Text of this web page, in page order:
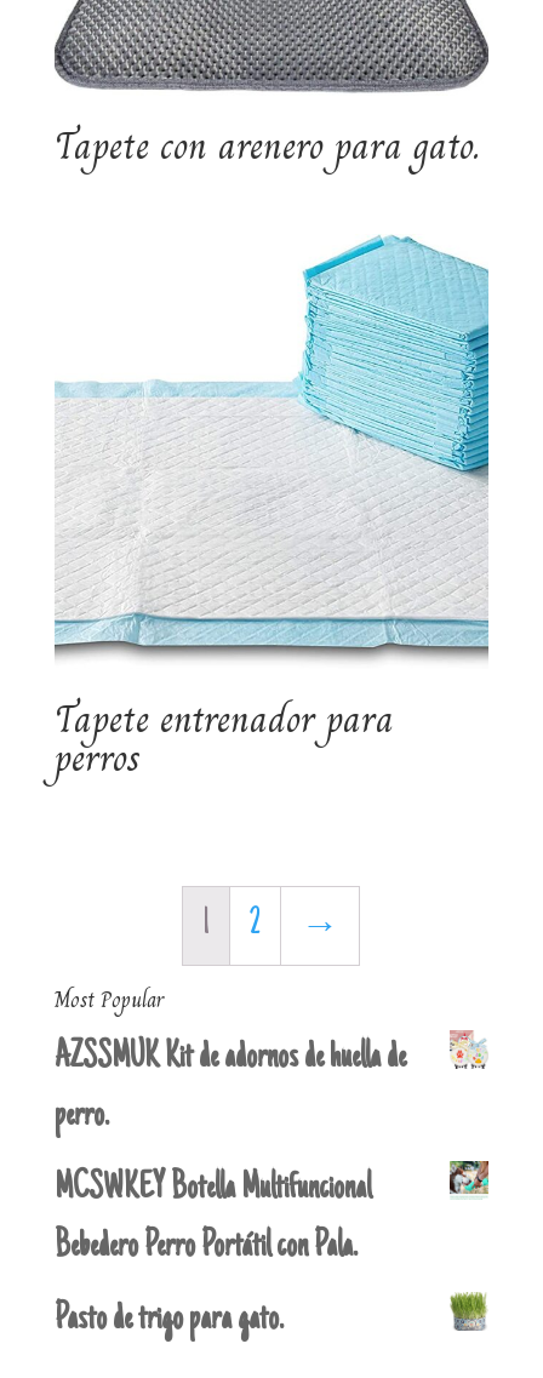
Tapete con arenero para gato.
Tapete entrenador para
perros
1 2 →
Most Popular
AZSSMUK Kit de adornos de huella de
perro.
MCSWKEY Botella Multifuncional
Bebedero Perro Portátil con Pala.
Pasto de trigo para gato.